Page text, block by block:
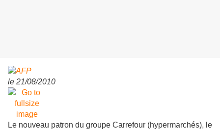
le 21/08/2010
Le nouveau patron du groupe Carrefour (hypermarchés), le